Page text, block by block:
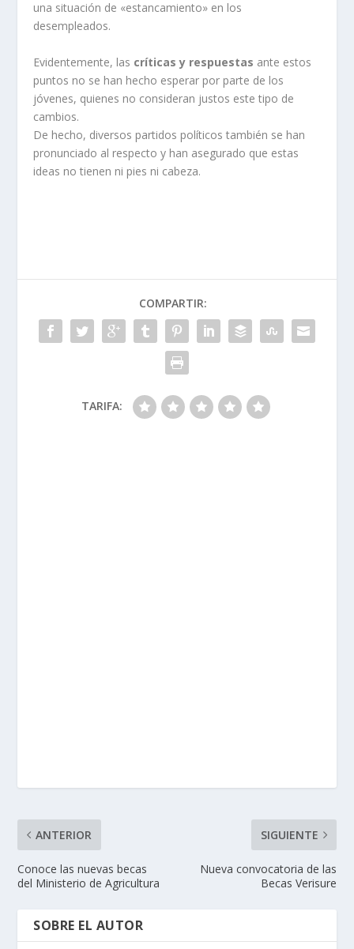
una situación de «estancamiento» en los
desempleados.
Evidentemente, las críticas y respuestas ante estos
puntos no se han hecho esperar por parte de los
jóvenes, quienes no consideran justos este tipo de
cambios.
De hecho, diversos partidos políticos también se han
pronunciado al respecto y han asegurado que estas
ideas no tienen ni pies ni cabeza.
COMPARTIR:
TARIFA:
ANTERIOR
Conoce las nuevas becas
del Ministerio de Agricultura
SIGUIENTE
Nueva convocatoria de las
Becas Verisure
SOBRE EL AUTOR